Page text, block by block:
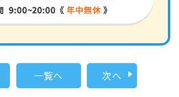
一覧へ 次へ